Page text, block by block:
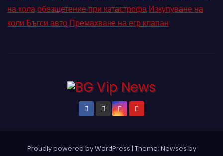
на колаобезщетение при катастрофа Изкупуване на
коли Бъгси авто Премахване на егр клапан
Proudly powered by WordPress | Theme: Newses by